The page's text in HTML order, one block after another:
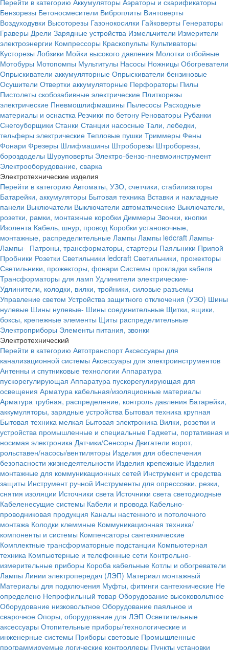
Перейти в категорию Аккумуляторы Аэраторы и скарификаторы
Бензорезы Бетоносмесители Виброплиты Винтоверты
Воздуходувки Высоторезы Газонокосилки Гайковерты Генераторы
Граверы Дрели Зарядные устройства Измельчители Измерители
электроэнергии Компрессоры Краскопульты Культиваторы
Кусторезы Лобзики Мойки высокого давления Молотки отбойные
Мотобуры Мотопомпы Мультитулы Насосы Ножницы Обогреватели
Опрыскиватели аккумуляторные Опрыскиватели бензиновые
Осушители Отвертки аккумуляторные Перфораторы Пилы
Пистолеты скобозабивные электрические Плиткорезы
электрические Пневмошлифмашины Пылесосы Расходные
материалы и оснастка Резчики по бетону Реноваторы Рубанки
Снегоуборщики Станки Станции насосные Тали, лебедки,
тельферы электрические Тепловые пушки Триммеры Фены
Фонари Фрезеры Шлифмашины Штроборезы Штроборезы,
бороздоделы Шуруповерты Электро-бензо-пневмоинструмент
Электрооборудование, сварка
Электротехнические изделия
Перейти в категорию Автоматы, УЗО, счетчики, стабилизаторы
Батарейки, аккумуляторы Бытовая техника Вставки и накладные
панели Выключатели Выключатели автоматические Выключатели,
розетки, рамки, монтажные коробки Диммеры Звонки, кнопки
Изолента Кабель, шнур, провод Коробки установочные,
монтажные, распределительные Лампы Лампы ledcraft Лампы-
Лампы- Патроны, трансформаторы, стартеры Паяльники Припой
Пробники Розетки Светильники ledcraft Светильники, прожекторы
Светильники, прожекторы, фонари Системы прокладки кабеля
Трансформаторы для ламп Удлинители электрические-
Удлинители, колодки, вилки, тройники, силовые разъемы
Управление светом Устройства защитного отключения (УЗО) Шины
нулевые Шины нулевые- Шины соединительные Щитки, ящики,
боксы, крепежные элементы Щиты распределительные
Электроприборы Элементы питания, звонки
Электротехнический
Перейти в категорию Автотранспорт Аксессуары для
канализационной системы Аксессуары для электроинструментов
Антенны и спутниковые технологии Аппаратура
пускорегулирующая Аппаратура пускорегулирующая для
освещения Арматура кабельная/изоляционные материалы
Арматура трубная, распределение, контроль давления Батарейки,
аккумуляторы, зарядные устройства Бытовая техника крупная
Бытовая техника мелкая Бытовая электроника Вилки, розетки и
устройства промышленные и специальные Гаджеты, портативная и
носимая электроника Датчики/Сенсоры Двигатели ворот,
рольставен/насосы/вентиляторы Изделия для обеспечения
безопасности жизнедеятельности Изделия крепежные Изделия
монтажные для коммуникационных сетей Инструмент и средства
защиты Инструмент ручной Инструменты для опрессовки, резки,
снятия изоляции Источники света Источники света светодиодные
Кабеленесущие системы Кабели и провода Кабельно-
проводниковая продукция Каналы настенного и потолочного
монтажа Колодки клеммные Коммуникационная техника/
компоненты и системы Компенсаторы сантехнические
Комплектные трансформаторные подстанции Компьютерная
техника Компьютерные и телефонные сети Контрольно-
измерительные приборы Короба кабельные Котлы и обогреватели
Лампы Линии электропередач (ЛЭП) Материал монтажный
Материалы для подключения Муфты, фитинги сантехнические Не
определено Непрофильный товар Оборудование высоковольтное
Оборудование низковольтное Оборудование паяльное и
сварочное Опоры, оборудование для ЛЭП Осветительные
аксессуары Отопительные приборы/технологические и
инженерные системы Приборы световые Промышленные
программируемые логические контроллеры Пункты установки